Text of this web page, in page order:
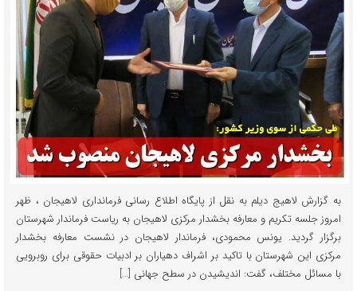
به گزارش لاهیج دیلم به نقل از پایگاه اطلاع رسانی فرمانداری لاهیجان ، ظهر
امروز جلسه تکریم و معارفه بخشدار مرکزی لاهیجان به ریاست فرماندار شهرستان
برگزار گردید. یونس محمودی، فرماندار لاهیجان در نشست معارفه بخشدار
مرکزی این شهرستان با تاکید بر اشراف دهیاران بر ادبیات حقوقی برای روبرویی
با مسائل مختلف، گفت: اندیشیدن در سطح جهانی […]